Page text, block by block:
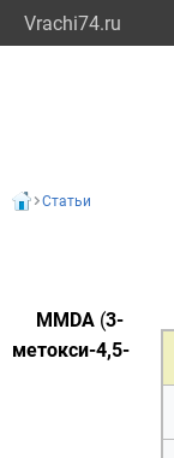
Vrachi74.ru
Статьи
MMDA (3-
метокси-4,5-